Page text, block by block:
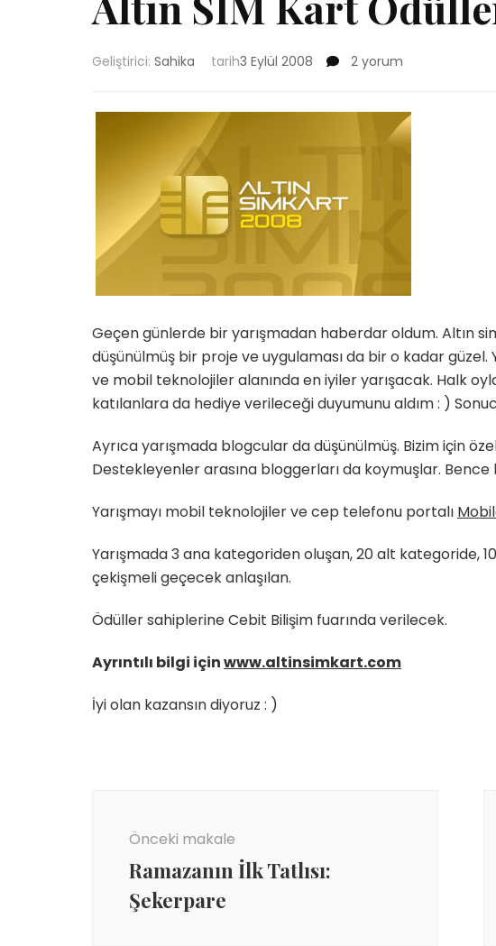
Geliştirici: Sahika tarih3 Eylül 2008
Altın
Ödülleri
2 yorum
Geçen günlerde bir yarışmadan haberdar oldum. Altın
düşünülmüş bir proje ve uygulaması da bir o kadar
ve mobil teknolojiler alanında en iyiler yarışacak. Halk
katılanlara da hediye verileceği duyumunu aldım : )
Ayrıca yarışmada blogcular da düşünülmüş. Bizim için
Destekleyenler arasına bloggerları da koymuşlar.
Yarışmayı mobil teknolojiler ve cep telefonu portalı
Yarışmada 3 ana kategoriden oluşan, 20 alt kategoride,
çekişmeli geçecek anlaşılan.
Ödüller sahiplerine Cebit Bilişim fuarında verilecek.
Ayrıntılı bilgi içinwww.altinsimkart.com
İyi olan kazansın diyoruz : )
dolaşımı
Önceki makale
Ramazanın İlk Tatlısı:
Şekerpare